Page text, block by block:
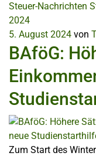
Steuer-Nachrichten
2024
5. August 2024 von
BAföG:
Zum Start des